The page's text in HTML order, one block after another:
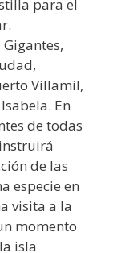
para el
Villamil,
En
de todas
de las
especie en
visita a la
momento
isla